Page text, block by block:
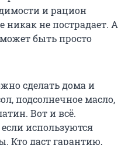
и рацион
никак не пострадает. А
быть просто
сделать дома и
подсолнечное масло,
Вот и всё.
используются
Кто даст гарантию,